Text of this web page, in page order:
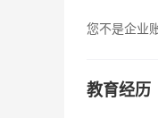
您不是企业
教育经历